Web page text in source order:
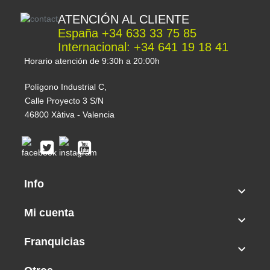
Sativa:40%
THC:Medio – Alto
CBD:Bajo
Interior
Altura:80–130 cm
Tiempo floración:
Exterior
Producción:
Tiempo de Cosecha:
Clima:
Tipo de semilla
Autofloreciente
ATENCIÓN AL CLIENTE
España +34 633 33 75 85
Internacional: +34 641 19 18 41
Horario atención de 9:30h a 20:00h
Polígono Industrial C,
Calle Proyecto 3 S/N
46800 Xàtiva - Valencia
Info

Mi cuenta

Franquicias
